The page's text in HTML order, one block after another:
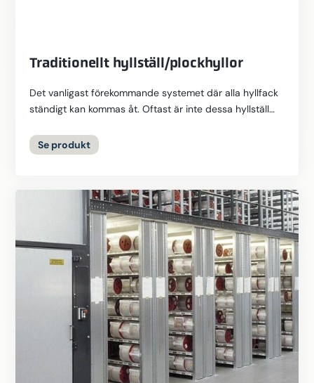
Traditionellt hyllställ/plockhyllor
Det vanligast förekommande systemet där alla hyllfack
ständigt kan kommas åt. Oftast är inte dessa hyllställ
Se produkt